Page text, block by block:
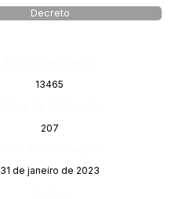
Decreto
13465
207
31 de janeiro de 2023